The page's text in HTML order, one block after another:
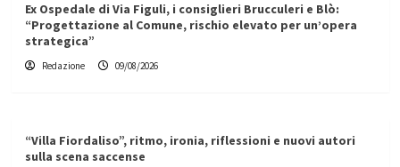
Ex Ospedale di Via Figuli, i consiglieri Brucculeri e Blò:
“Progettazione al Comune, rischio elevato per un’opera
strategica”
Redazione 09/08/2026
“Villa Fiordaliso”, ritmo, ironia, riflessioni e nuovi autori
sulla scena saccense